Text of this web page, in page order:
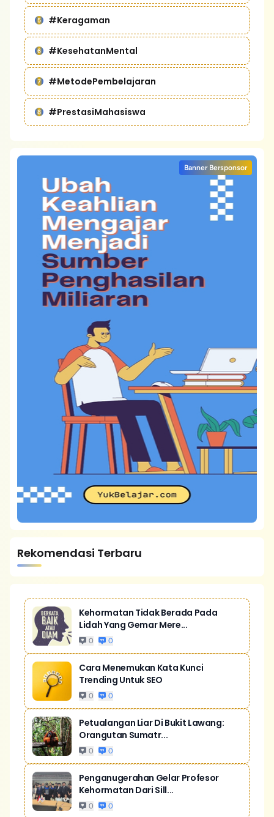
#Keragaman
#KesehatanMental
#MetodePembelajaran
#PrestasiMahasiswa
Banner Bersponsor
Rekomendasi Terbaru
Kehormatan Tidak Berada Pada
Lidah Yang Gemar Mere...
0 0
Cara Menemukan Kata Kunci
Trending Untuk SEO
0 0
Petualangan Liar Di Bukit Lawang:
Orangutan Sumatr...
0 0
Penganugerahan Gelar Profesor
Kehormatan Dari Sill...
0 0